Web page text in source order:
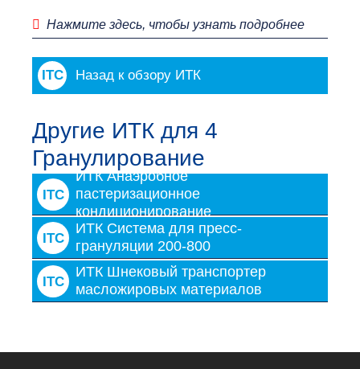
Нажмите здесь, чтобы узнать подробнее
Назад к обзору ИТК
Другие ИТК для 4
Гранулирование
ITC
ИТК Анаэробное
пастеризационное
кондиционирование
ITC
ИТК Система для пресс-
грануляции 200-800
ITC
ИТК Шнековый транспортер
масложировых материалов